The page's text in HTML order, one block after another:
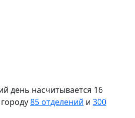
день насчитывается 16
85 отделений и 300